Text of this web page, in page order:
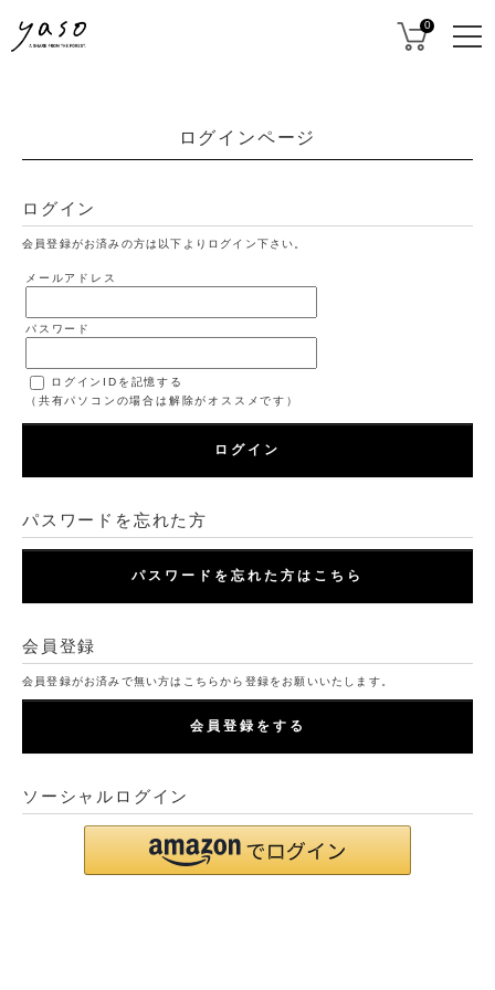
0
ログインページ
ログイン
会員登録がお済みの方は以下よりログイン下さい。
メールアドレス
パスワード
ログインIDを記憶する
（共有パソコンの場合は解除がオススメです）
ログイン
パスワードを忘れた方
パスワードを忘れた方はこちら
会員登録
会員登録がお済みで無い方はこちらから登録をお願いいたします。
会員登録をする
ソーシャルログイン